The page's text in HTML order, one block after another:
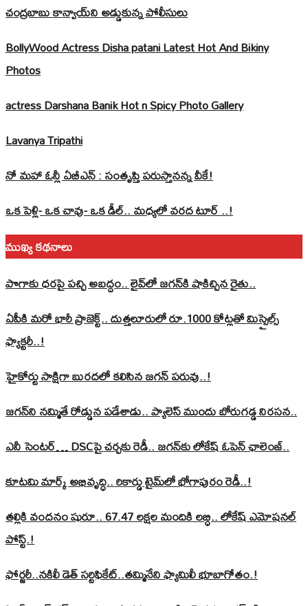
చంద్రబాబు కాన్వాయ్‌ని అడ్డుకున్న పోలీసులు
BollyWood Actress Disha patani Latest Hot And Bikiny
Photos
actress Darshana Banik Hot n Spicy Photo Gallery
Lavanya Tripathi
నో మహా ఓన్లీ ఏబీఎన్ : సంతృప్తి పరుస్తానన్న వీకే!
ఒక పెళ్లి- ఒక చావు- ఒక డీల్.. మధ్యలో వరద టూర్ ..!
ముఖ్య కథనాలు
పొగాకు ధరపై పచ్చి అబద్దం.. లైవ్‌లో జగన్‌కి షాకిచ్చిన రైతు..
ఏపీకి మరో భారీ ప్రాజెక్ట్.. దుత్తలూరులో రూ.1000 కోట్లతో మిస్సైల్స్
ఫ్యాక్టరీ..!
హైకోర్టు సాక్షిగా బురదలో కలిసిన జగన్ పరువు..!
జగన్‌ని నమ్మితే రోడ్డున పడేశాడు.. ప్యాలెస్‌ ముందు బోరుగడ్డ నిరసన..
ఎనీ సెంటర్‌… DSCపై చర్చకు రెడీ.. జగన్‌కు లోకేష్‌ ఓపెన్ ఛాలెంజ్..
కూటమి మార్క్ అభివృద్ధి.. రికార్డు టైమ్‌లో భోగాపురం రెడీ..!
తల్లికి వందనం షురూ.. 67.47 లక్షల మందికి లబ్ధి.. లోకేష్‌ ఎమోషనల్
పోస్ట్‌.!
ఫోర్జరీ..నకిలీ డెత్ సర్టిఫికేట్..తమ్మినేని ఫ్యామిలీ భూబాగోతం.!